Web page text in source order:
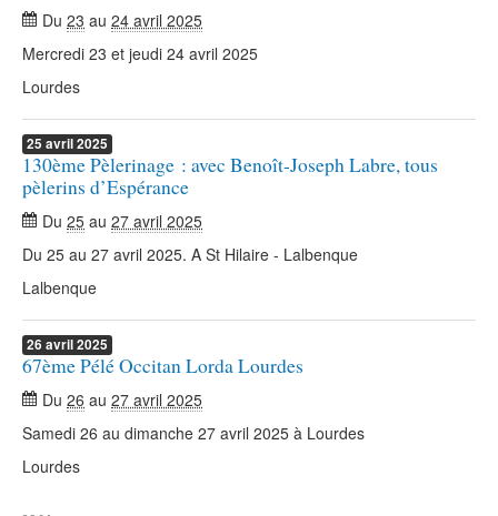
Du 23 au 24 avril 2025
Mercredi 23 et jeudi 24 avril 2025
Lourdes
25 avril2025
130ème Pèlerinage : avec Benoît-Joseph Labre, tous
pèlerins d’Espérance
Du 25 au 27 avril 2025
Du 25 au 27 avril 2025. A St Hilaire - Lalbenque
Lalbenque
26 avril2025
67ème Pélé Occitan Lorda Lourdes
Du 26 au 27 avril 2025
Samedi 26 au dimanche 27 avril 2025 à Lourdes
Lourdes